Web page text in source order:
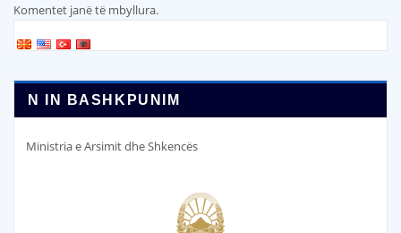
Komentet janë të mbyllura.
N IN BASHKPUNIM
Ministria e Arsimit dhe Shkencës